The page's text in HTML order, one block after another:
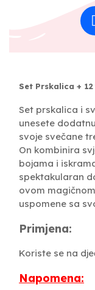
Set Prskalica + 12
Set prskalica i
unesete
svoje svečane
On kombinira
bojama i
spektakularan
ovom
uspomene sa
Primjena:
Koriste se na
Napomena: